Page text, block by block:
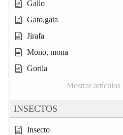
Gallo
Gato,gata
Jirafa
Mono, mona
Gorila
Mostrar artículos
INSECTOS
Insecto